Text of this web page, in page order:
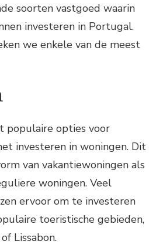
soorten vastgoed waarin
investeren in Portugal.
we enkele van de meest
populaire opties voor
investeren in woningen. Dit
van vakantiewoningen als
woningen. Veel
ervoor om te investeren
toeristische gebieden,
Lissabon.